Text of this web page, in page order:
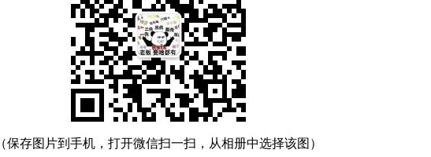
（保存图片到手机，打开微信扫一扫，从相册中选择该图）